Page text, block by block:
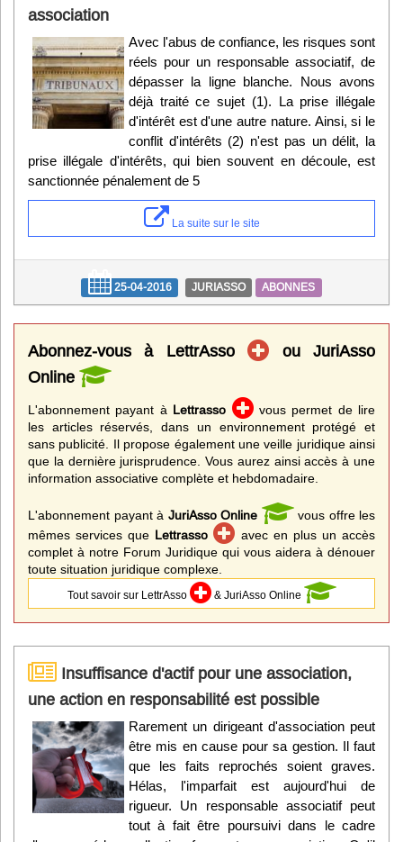
association
Avec l'abus de confiance, les risques sont
réels pour un responsable associatif, de
dépasser la ligne blanche. Nous avons
déjà traité ce sujet (1). La prise illégale
d'intérêt est d'une autre nature. Ainsi, si le
conflit d'intérêts (2) n'est pas un délit, la
prise illégale d'intérêts, qui bien souvent en découle, est
sanctionnée pénalement de 5
La suite sur le site
25-04-2016 JURIASSO ABONNES
Abonnez-vous à LettrAsso
ou JuriAsso
Online
L'abonnement payant à Lettrasso
vous permet de lire
les articles réservés, dans un environnement protégé et
sans publicité. Il propose également une veille juridique ainsi
que la dernière jurisprudence. Vous aurez ainsi accès à une
information associative complète et hebdomadaire.
L'abonnement payant à JuriAsso Online
vous offre les
mêmes services que Lettrasso
avec en plus un accès
complet à notre Forum Juridique qui vous aidera à dénouer
toute situation juridique complexe.
Tout savoir sur LettrAsso & JuriAsso Online
Insuffisance d'actif pour une association,
une action en responsabilité est possible
Rarement un dirigeant d'association peut
être mis en cause pour sa gestion. Il faut
que les faits reprochés soient graves.
Hélas, l'imparfait est aujourd'hui de
rigueur. Un responsable associatif peut
tout à fait être poursuivi dans le cadre